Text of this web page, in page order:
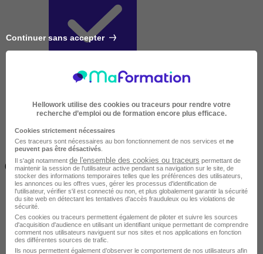
(14h)
Continuer sans accepter
Hellowork utilise des cookies ou traceurs pour rendre votre
recherche d’emploi ou de formation encore plus efficace.
Cookies strictement nécessaires
Ces traceurs sont nécessaires au bon fonctionnement de nos services et ne
peuvent pas être désactivés
Il s'agit notamment de l'ensemble des cookies ou traceurs permettant de
maintenir la session de l'utilisateur active pendant sa navigation sur le site, de
stocker des informations temporaires telles que les préférences des utilisateurs,
les annonces ou les offres vues, gérer les processus d'identification de
l'utilisateur, vérifier s'il est connecté ou non, et plus globalement garantir la sécurité
du site web en détectant les tentatives d'accès frauduleux ou les violations de
sécurité.
Ces cookies ou traceurs permettent également de piloter et suivre les sources
d'acquisition d'audience en utilisant un identifiant unique permettant de comprendre
comment nos utilisateurs naviguent sur nos sites et nos applications en fonction
des différentes sources de trafic.
Ils nous permettent également d’observer le comportement de nos utilisateurs afin